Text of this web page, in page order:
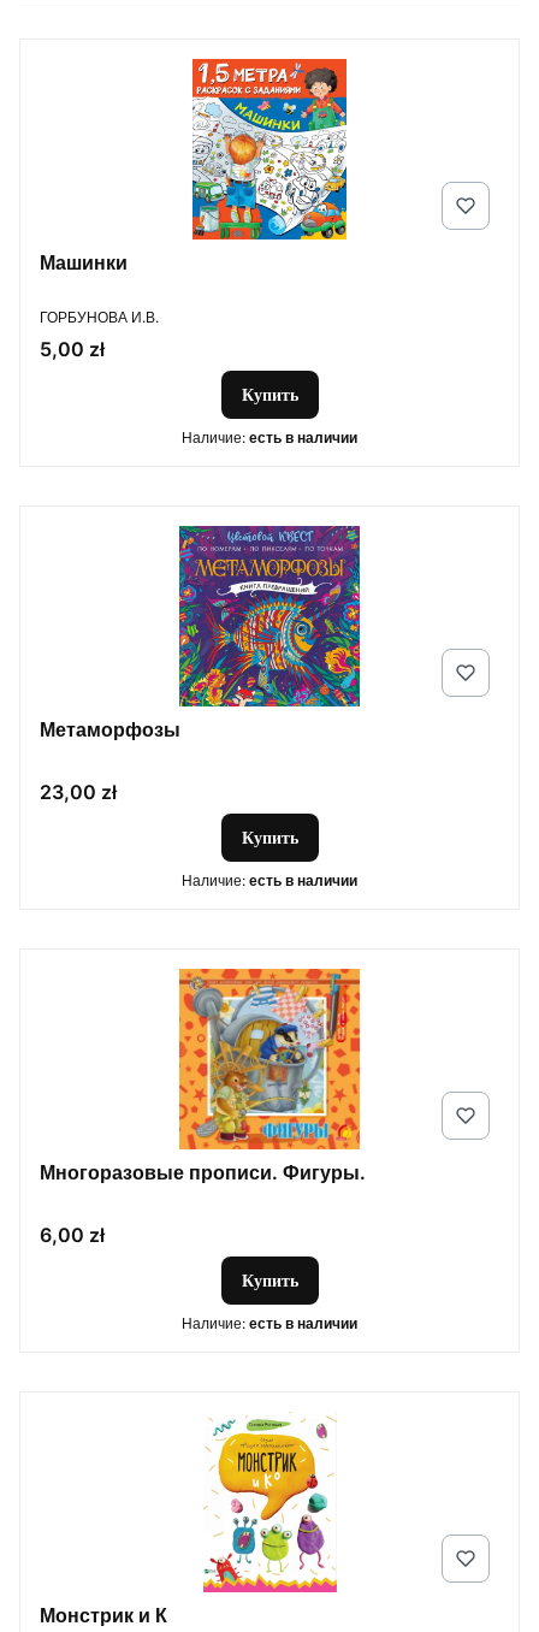
Машинки
ПРОИЗВОДИТЕЛЬ
ГОРБУНОВА И.В.
Цена
5,00 zł
Купить
Наличие: есть в наличии
Метаморфозы
Цена
23,00 zł
Купить
Наличие: есть в наличии
Многоразовые прописи. Фигуры.
Цена
6,00 zł
Купить
Наличие: есть в наличии
Монстрик и К